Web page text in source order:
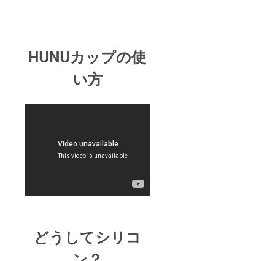
HUNUカップの使
い方
どうしてシリコ